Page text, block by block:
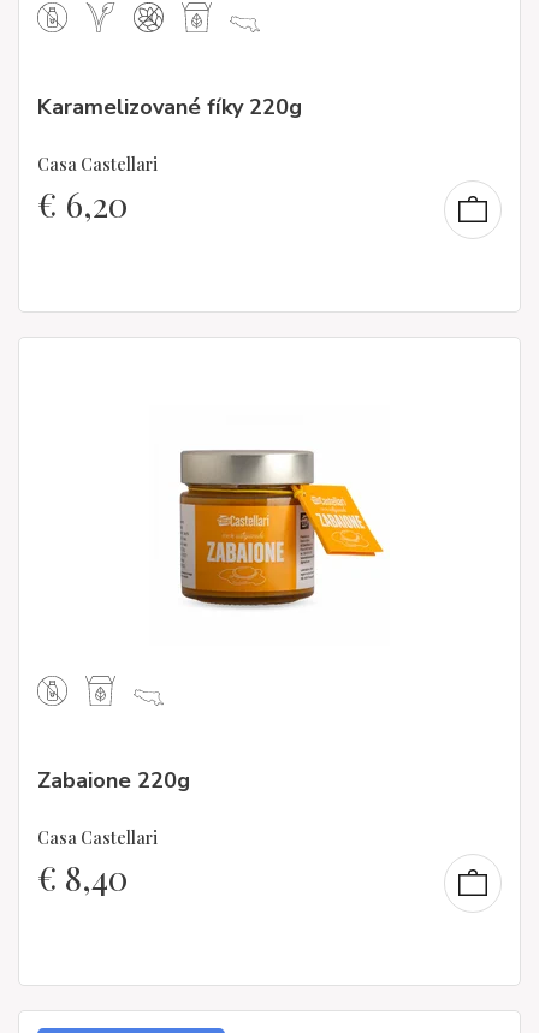
Karamelizované fíky 220g
Casa Castellari
€ 6,20
Zabaione 220g
Casa Castellari
€ 8,40